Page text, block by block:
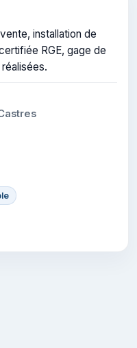
installation de
RGE, gage de